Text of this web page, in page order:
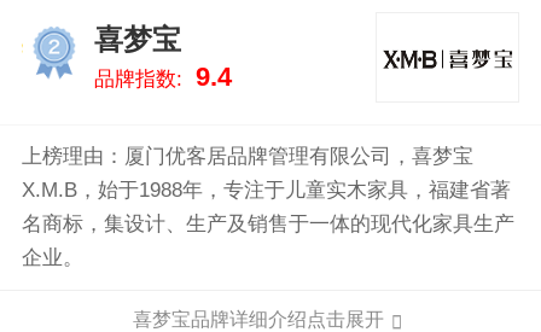
2
喜梦宝
品牌指数: 9.4
上榜理由：厦门优客居品牌管理有限公司，喜梦宝
X.M.B，始于1988年，专注于儿童实木家具，福建省著
名商标，集设计、生产及销售于一体的现代化家具生产
企业。
喜梦宝品牌详细介绍点击展开